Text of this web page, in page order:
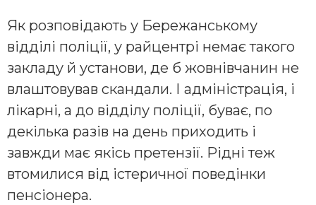
Як розповідають у Бережанському
відділі поліції, у райцентрі немає такого
закладу й установи, де б жовнівчанин не
влаштовував скандали. І адміністрація, і
лікарні, а до відділу поліції, буває, по
декілька разів на день приходить і
завжди має якісь претензії. Рідні теж
втомилися від істеричної поведінки
пенсіонера.